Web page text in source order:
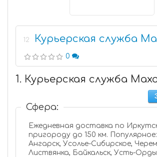
12 Курьерская служба
0
1. Курьерская служба
Сфера:
Ежедневная доставка по
пригороду до 150 км.
Ангарск, Усолье-Сибирское,
Листвянка, Байкальск, Усть-